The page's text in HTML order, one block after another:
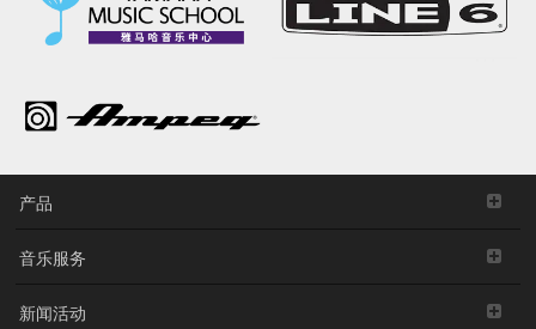
产品
音乐服务
新闻活动